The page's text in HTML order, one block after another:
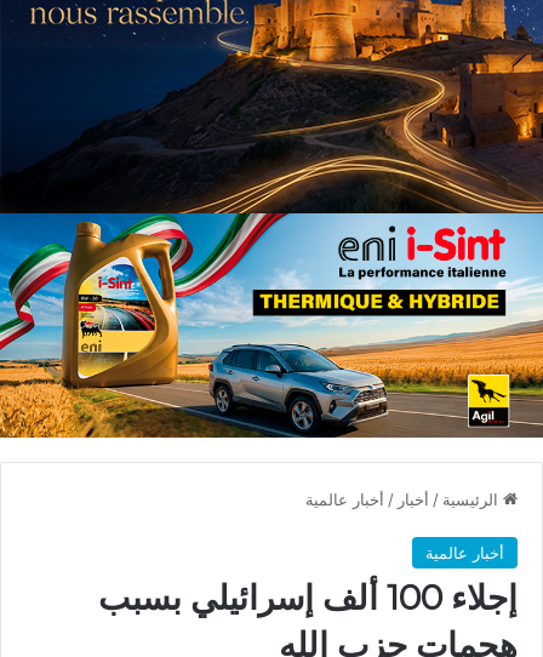
الرئيسية / أخبار / أخبار عالمية
أخبار عالمية
إجلاء 100 ألف إسرائيلي بسبب
هجمات حزب الله